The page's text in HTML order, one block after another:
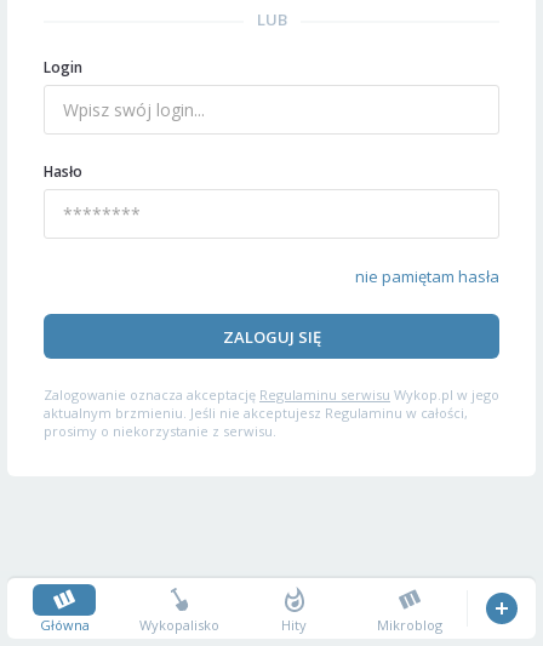
LUB
Login
Hasło
nie pamiętam hasła
ZALOGUJ SIĘ
Zalogowanie oznacza akceptację Regulaminu serwisu Wykop.pl w jego
aktualnym brzmieniu. Jeśli nie akceptujesz Regulaminu w całości,
prosimy o niekorzystanie z serwisu.
Główna Wykopalisko Hity Mikroblog